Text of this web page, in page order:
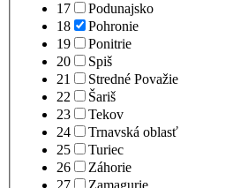
17
Podunajsko
18
Pohronie
19
Ponitrie
20
Spiš
21
Stredné Považie
22
Šariš
23
Tekov
24
Trnavská oblasť
25
Turiec
26
Záhorie
27
Zamagurie